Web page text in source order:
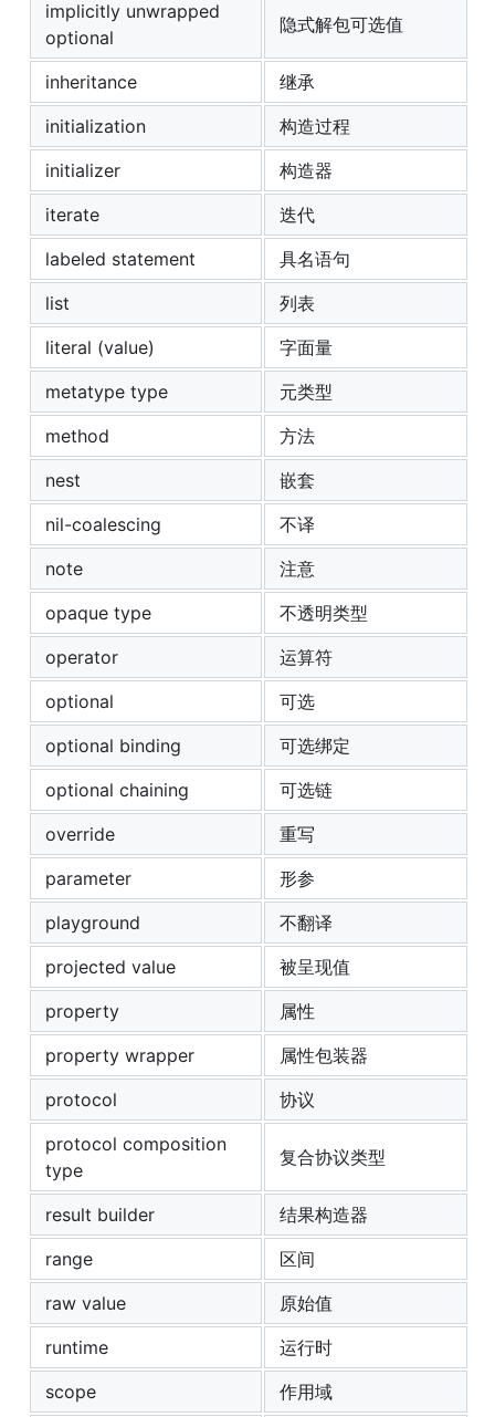
implicitly unwrapped
optional
隐式解包可选值
inheritance
继承
initialization
构造过程
initializer
构造器
iterate
迭代
labeled statement
具名语句
list
列表
literal (value)
字面量
metatype type
元类型
method
方法
nest
嵌套
nil-coalescing
不译
note
注意
opaque type
不透明类型
operator
运算符
optional
可选
optional binding
可选绑定
optional chaining
可选链
override
重写
parameter
形参
playground
不翻译
projected value
被呈现值
property
属性
property wrapper
属性包装器
protocol
协议
protocol composition
type
复合协议类型
result builder
结果构造器
range
区间
raw value
原始值
runtime
运行时
scope
作用域